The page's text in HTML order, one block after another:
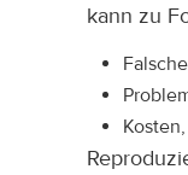
kann zu